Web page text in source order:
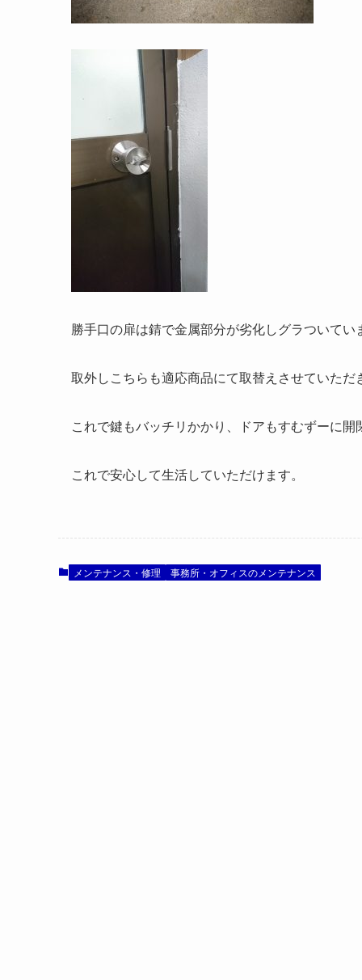
勝手口の扉は錆で金属部分が劣化しグラついてい
取外しこちらも適応商品にて取替えさせていただ
これで鍵もバッチリかかり、ドアもすむずーに開
これで安心して生活していただけます。
メンテナンス・修理 事務所・オフィスのメンテナンス